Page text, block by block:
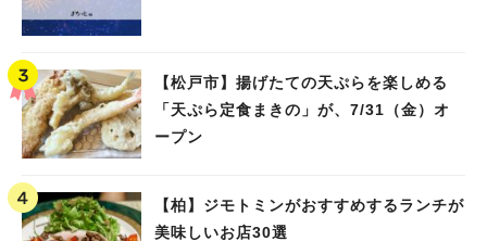
【松戸市】揚げたての天ぷらを楽しめる
「天ぷら定食まきの」が、7/31（金）オ
ープン
【柏】ジモトミンがおすすめするランチが
美味しいお店30選